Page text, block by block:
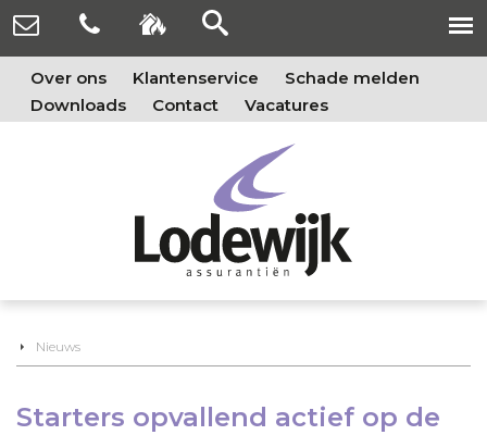
Over ons Klantenservice
Schade melden
Downloads
Contact Vacatures
Nieuws
Starters opvallend actief op de